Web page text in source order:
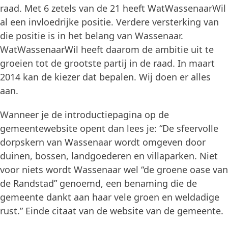
raad. Met 6 zetels van de 21 heeft WatWassenaarWil
al een invloedrijke positie. Verdere versterking van
die positie is in het belang van Wassenaar.
WatWassenaarWil heeft daarom de ambitie uit te
groeien tot de grootste partij in de raad. In maart
2014 kan de kiezer dat bepalen. Wij doen er alles
aan.
Wanneer je de introductiepagina op de
gemeentewebsite opent dan lees je: “De sfeervolle
dorpskern van Wassenaar wordt omgeven door
duinen, bossen, landgoederen en villaparken. Niet
voor niets wordt Wassenaar wel “de groene oase van
de Randstad” genoemd, een benaming die de
gemeente dankt aan haar vele groen en weldadige
rust.” Einde citaat van de website van de gemeente.